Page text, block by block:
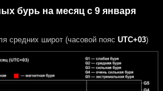
бурь на месяц с 9 января
средних широт (часовой пояс UTC+03)